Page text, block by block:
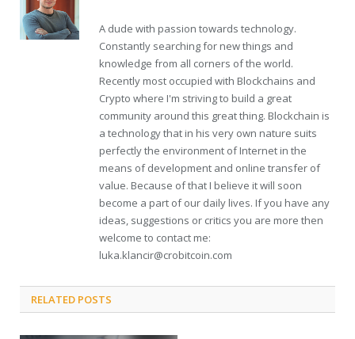
A dude with passion towards technology.
Constantly searching for new things and
knowledge from all corners of the world.
Recently most occupied with Blockchains and
Crypto where I'm striving to build a great
community around this great thing. Blockchain is
a technology that in his very own nature suits
perfectly the environment of Internet in the
means of development and online transfer of
value. Because of that I believe it will soon
become a part of our daily lives. If you have any
ideas, suggestions or critics you are more then
welcome to contact me:
luka.klancir@crobitcoin.com
RELATED POSTS